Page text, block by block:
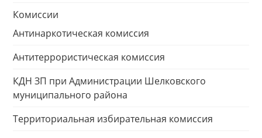
Комиссии
Антинаркотическая комиссия
Антитеррористическая комиссия
КДН ЗП при Администрации Шелковского
муниципального района
Территориальная избирательная комиссия